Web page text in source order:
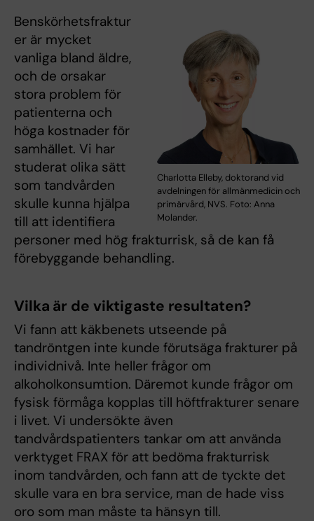
Charlotta Elleby, doktorand vid
avdelningen för allmänmedicin och
primärvård, NVS. Foto: Anna
Molander.
Benskörhetsfraktur
er är mycket
vanliga bland äldre,
och de orsakar
stora problem för
patienterna och
höga kostnader för
samhället. Vi har
studerat olika sätt
som tandvården
skulle kunna hjälpa
till att identifiera
personer med hög frakturrisk, så de kan få
förebyggande behandling.
Vilka är de viktigaste resultaten?
Vi fann att käkbenets utseende på
tandröntgen inte kunde förutsäga frakturer på
individnivå. Inte heller frågor om
alkoholkonsumtion. Däremot kunde frågor om
fysisk förmåga kopplas till höftfrakturer senare
i livet. Vi undersökte även
tandvårdspatienters tankar om att använda
verktyget FRAX för att bedöma frakturrisk
inom tandvården, och fann att de tyckte det
skulle vara en bra service, man de hade viss
oro som man måste ta hänsyn till.